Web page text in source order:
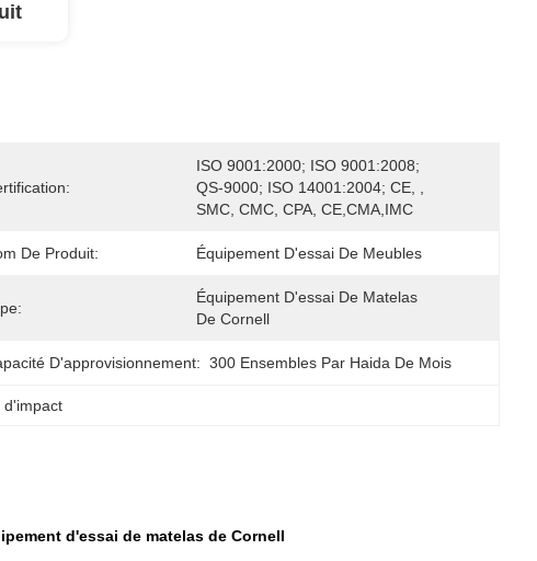
ISO 9001:2000; ISO 9001:2008;
QS-9000; ISO 14001:2004; CE, ,
SMC, CMC, CPA, CE,CMA,IMC
De Produit: Équipement D'essai De Meubles
Équipement D'essai De Matelas
De Cornell
D'approvisionnement: 300 Ensembles Par Haida De Mois
d'impact
d'essai de matelas de Cornell